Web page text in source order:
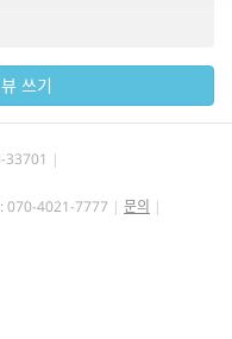
쓰기
33701
070-4021-7777
문의